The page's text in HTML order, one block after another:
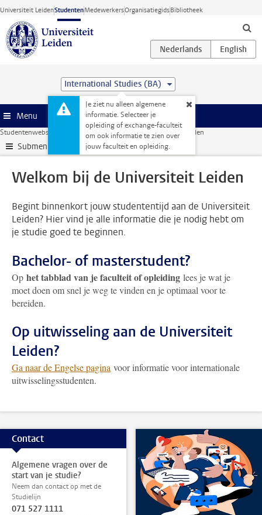
Ga direct naar de inhoud
Universiteit LeidenStudentenMedewerkersOrganisatiegidsBibliotheek
International Studies (BA)
Je ziet nu alleen algemene
informatie. Selecteer je
opleiding of exchange-faculteit
om ook informatie te zien over
jouw faculteit en opleiding.
Menu
Studentenwebsite Je opleiding Welkom bij de Universiteit Leiden
Submenu
Welkom bij de Universiteit Leiden
Begint binnenkort jouw studententijd aan de Universiteit
Leiden? Hier vind je alle informatie die je nodig hebt om
je studie goed te beginnen.
Bachelor- of masterstudent?
Op het tabblad van je faculteit of opleiding lees je wat je
moet doen om snel je weg te vinden en je optimaal voor te
bereiden.
Op uitwisseling aan de Universiteit
Leiden?
Ga naar de Engelse pagina voor informatie voor internationale
uitwisselingsstudenten.
Contact
Algemene vragen over de
start van je studie?
Neem dan contact op met de
Studielijn
071 527 1111